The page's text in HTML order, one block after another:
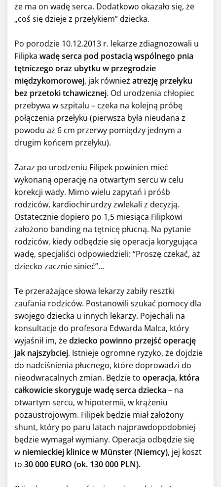
że ma on wadę serca. Dodatkowo okazało się, że
„coś się dzieje z przełykiem” dziecka.
Po porodzie 10.12.2013 r. lekarze zdiagnozowali u
Filipka wadę serca pod postacią wspólnego pnia
tętniczego oraz ubytku w przegrodzie
międzykomorowej, jak również atrezję przełyku
bez przetoki tchawicznej. Od urodzenia chłopiec
przebywa w szpitalu – czeka na kolejną próbę
połączenia przełyku (pierwsza była nieudana z
powodu aż 6 cm przerwy pomiędzy jednym a
drugim końcem przełyku).
Zaraz po urodzeniu Filipek powinien mieć
wykonaną operację na otwartym sercu w celu
korekcji wady. Mimo wielu zapytań i próśb
rodziców, kardiochirurdzy zwlekali z decyzją.
Ostatecznie dopiero po 1,5 miesiąca Filipkowi
założono banding na tętnicę płucną. Na pytanie
rodziców, kiedy odbędzie się operacja korygująca
wadę, specjaliści odpowiedzieli: “Proszę czekać, aż
dziecko zacznie sinieć”…
Te przerażające słowa lekarzy zabiły resztki
zaufania rodziców. Postanowili szukać pomocy dla
swojego dziecka u innych lekarzy. Pojechali na
konsultacje do profesora Edwarda Malca, który
wyjaśnił im, żedziecko powinno przejść operację
jak najszybciej. Istnieje ogromne ryzyko, że dojdzie
do nadciśnienia płucnego, które doprowadzi do
nieodwracalnych zmian. Będzie to operacja, która
całkowicie skoryguje wadę serca dziecka – na
otwartym sercu, w hipotermii, w krążeniu
pozaustrojowym. Filipek będzie miał założony
shunt, który po paru latach najprawdopodobniej
będzie wymagał wymiany. Operacja odbędzie się
w niemieckiej klinice w Münster (Niemcy), jej koszt
to 30 000 EURO (ok. 130 000 PLN).